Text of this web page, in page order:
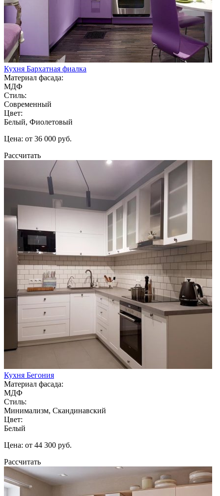
Кухня Бархатная фиалка
Материал фасада:
МДФ
Стиль:
Современный
Цвет:
Белый, Фиолетовый
Цена: от 36 000 руб.
Рассчитать
Кухня Бегония
Материал фасада:
МДФ
Стиль:
Минимализм, Скандинавский
Цвет:
Белый
Цена: от 44 300 руб.
Рассчитать